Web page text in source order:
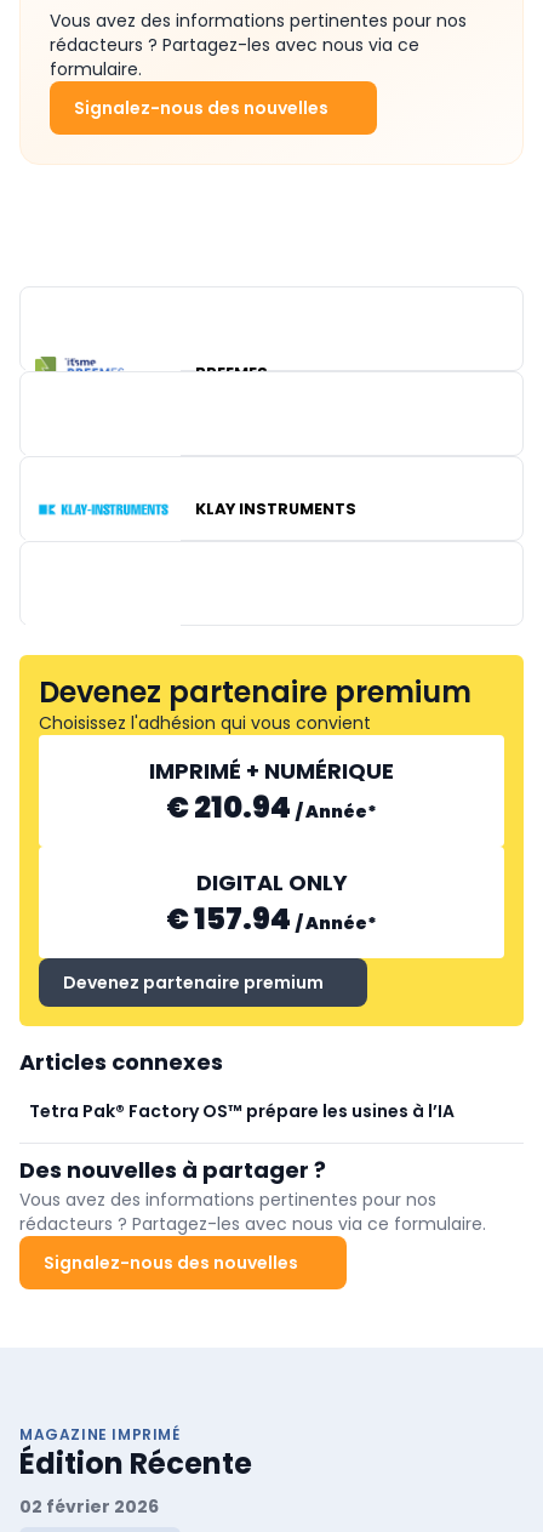
Vous avez des informations pertinentes pour nos
rédacteurs ? Partagez-les avec nous via ce
formulaire.
Signalez-nous des nouvelles
BREEMES
INTRATONE BV
KLAY INSTRUMENTS
Devenez partenaire premium
Choisissez l'adhésion qui vous convient
IMPRIMÉ + NUMÉRIQUE
€ 210.94 /Année*
DIGITAL ONLY
€ 157.94 /Année*
Devenez partenaire premium
Articles connexes
Tetra Pak® Factory OS™ prépare les usines à l’IA
Des nouvelles à partager ?
Vous avez des informations pertinentes pour nos
rédacteurs ? Partagez-les avec nous via ce formulaire.
Signalez-nous des nouvelles
MAGAZINE IMPRIMÉ
Édition Récente
02 février 2026